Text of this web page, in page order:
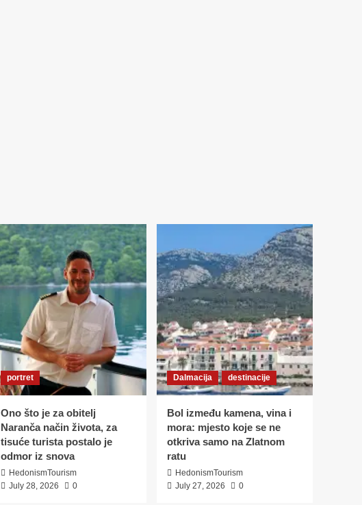
portret
Ono što je za obitelj
Naranča način života, za
tisuće turista postalo je
odmor iz snova
HedonismTourism
July 28, 2026
0
Dalmacija destinacije
Bol između kamena, vina i
mora: mjesto koje se ne
otkriva samo na Zlatnom
ratu
HedonismTourism
July 27, 2026
0